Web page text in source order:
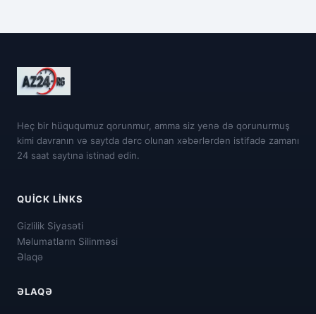
Heç bir hüququmuz qorunmur, amma siz yenə də qorunurmuş
kimi davranın və saytda dərc olunan xəbərlərdən istifadə zamanı
24 saat saytına istinad edin.
QUICK LINKS
Gizlilik Siyasəti
Məlumatların Silinməsi
Əlaqə
ƏLAQƏ